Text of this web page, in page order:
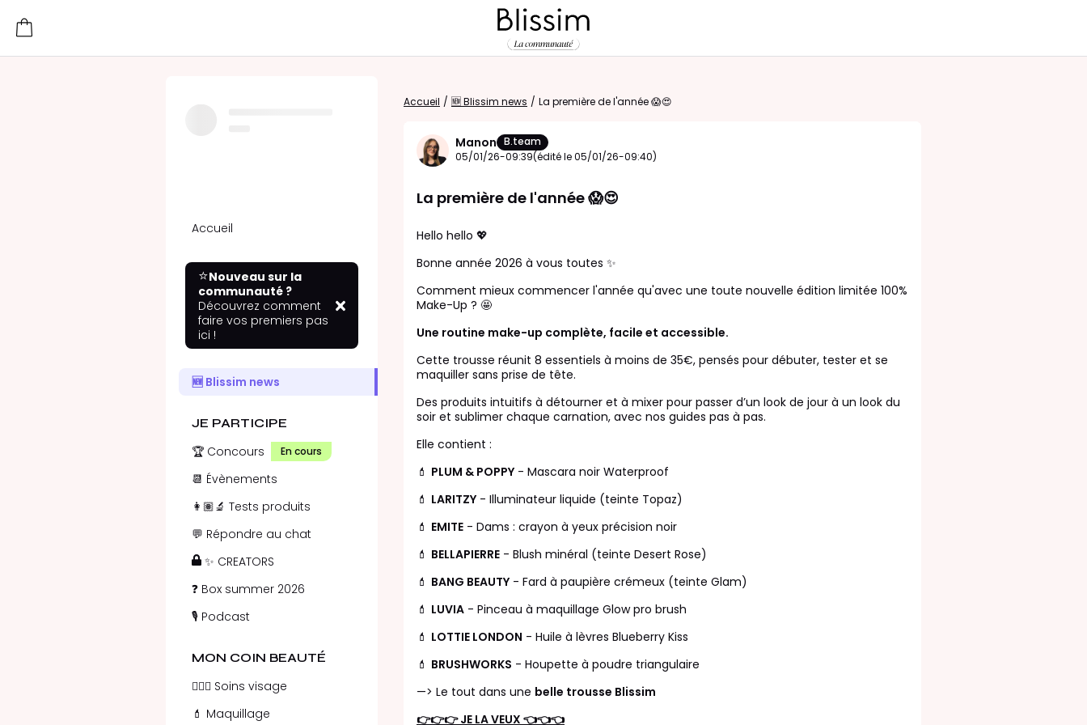
Accueil
⭐Nouveau sur la
communauté ?
Découvrez comment
faire vos premiers pas
ici !
🆕 Blissim news
JE PARTICIPE
🏆 Concours En cours
📆 Évènements
👩🏽‍🔬 Tests produits
💬 Répondre au chat
✨ CREATORS
❓ Box summer 2026
🎙️ Podcast
MON COIN BEAUTÉ
💁🏻‍♀️ Soins visage
💄 Maquillage
Accueil / 🆕 Blissim news / La première de l'année 😱😍
Manon B.team
05/01/26-09:39(édité le 05/01/26-09:40)
La première de l'année 😱😍
Hello hello 💖
Bonne année 2026 à vous toutes ✨
Comment mieux commencer l'année qu'avec une toute nouvelle édition limitée 100%
Make-Up ? 🤩
Une routine make-up complète, facile et accessible.
Cette trousse réunit 8 essentiels à moins de 35€, pensés pour débuter, tester et se
maquiller sans prise de tête.
Des produits intuitifs à détourner et à mixer pour passer d’un look de jour à un look du
soir et sublimer chaque carnation, avec nos guides pas à pas.
Elle contient :
💄 PLUM & POPPY - Mascara noir Waterproof
💄 LARITZY - Illuminateur liquide (teinte Topaz)
💄 EMITE - Dams : crayon à yeux précision noir
💄 BELLAPIERRE - Blush minéral (teinte Desert Rose)
💄 BANG BEAUTY - Fard à paupière crémeux (teinte Glam)
💄 LUVIA - Pinceau à maquillage Glow pro brush
💄 LOTTIE LONDON - Huile à lèvres Blueberry Kiss
💄 BRUSHWORKS - Houpette à poudre triangulaire
—> Le tout dans une belle trousse Blissim
👉👉👉 JE LA VEUX 👈👈👈